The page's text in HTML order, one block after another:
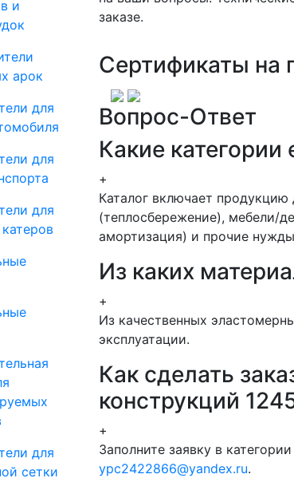
заказе.
Сертификаты на
Вопрос-Ответ
Какие категории
+
Каталог включает
(теплосбережение), мебели/
амортизация) и прочие
Из каких
+
Из качественных
эксплуатации.
Как сделать
конструкций
+
Заполните заявку в
ypc2422866@yandex.ru.
и
арок
для
для
для
для
сетки